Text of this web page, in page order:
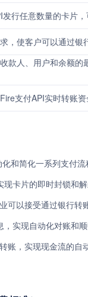
行任意数量的卡片
，使客户可以通过
款人、用户和余额
支付API实时转账
和简化一系列支付
卡片的即时封锁和
可以接受通过银行
实现自动化对账和
账，实现现金流的自